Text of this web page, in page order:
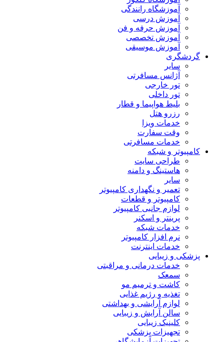
آموزشگاه رانندگی
آموزش درسی
آموزش حرفه و فن
آموزش تخصصی
آموزش موسیقی
گردشگری
سایر
آژانس مسافرتی
تور خارجی
تور داخلی
بلیط هواپیما و قطار
رزرو هتل
خدمات ویزا
وقت سفارت
خدمات مسافرتی
کامپیوتر و شبکه
طراحی سایت
هاستینگ و دامنه
سایر
تعمیر و نگهداری کامپیوتر
کامپیوتر و قطعات
لوازم جانبی کامپیوتر
پرینتر و اسکنر
خدمات شبکه
نرم افزار کامپیوتر
خدمات اینترنت
پزشکی و زیبایی
خدمات درمانی و مراقبتی
سمعک
کاشت و ترمیم مو
تغذیه و رژیم غذایی
لوازم آرایشی و بهداشتی
سالن آرایش و زیبایی
کلینیک زیبایی
تجهیزات پزشکی